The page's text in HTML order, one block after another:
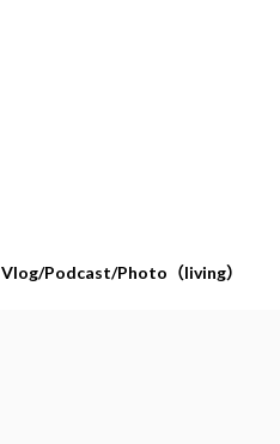
Vlog/Podcast/Photo（living）